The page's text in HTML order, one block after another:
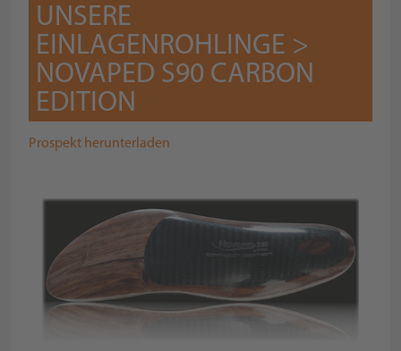
UNSERE
EINLAGENROHLINGE >
NOVAPED S90 CARBON
EDITION
Prospekt herunterladen